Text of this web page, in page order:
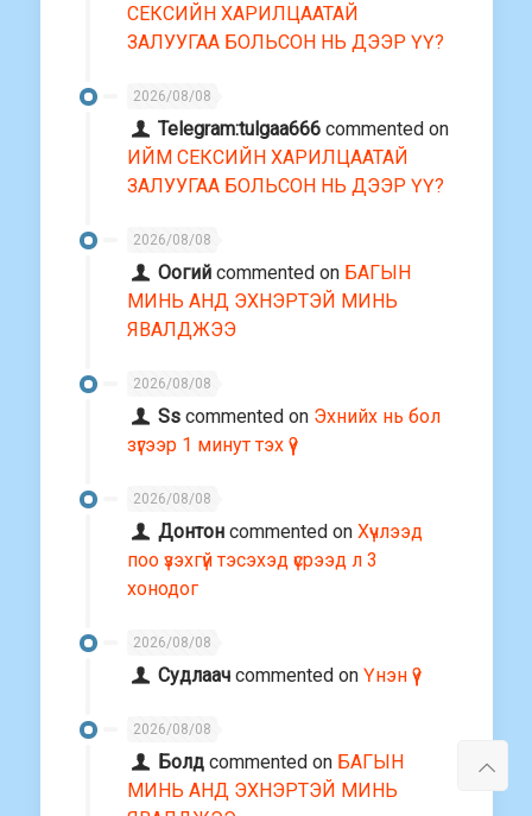
СЕКСИЙН ХАРИЛЦААТАЙ
ЗАЛУУГАА БОЛЬСОН НЬ ДЭЭР ҮҮ?
2026/08/08
Telegram:tulgaa666 commented on
ИЙМ СЕКСИЙН ХАРИЛЦААТАЙ
ЗАЛУУГАА БОЛЬСОН НЬ ДЭЭР ҮҮ?
2026/08/08
Оогий commented on БАГЫН
МИНЬ АНД ЭХНЭРТЭЙ МИНЬ
ЯВАЛДЖЭЭ
2026/08/08
Ss commented on Эхнийх нь бол
зүгээр 1 минут тэх үү?
2026/08/08
Донтон commented onХүчлээд
поо үзэхгүй тэсэхэд үсрээд л 3
хонодог
2026/08/08
Судлаач commented onҮнэн үү?
2026/08/08
Болд commented on БАГЫН
МИНЬ АНД ЭХНЭРТЭЙ МИНЬ